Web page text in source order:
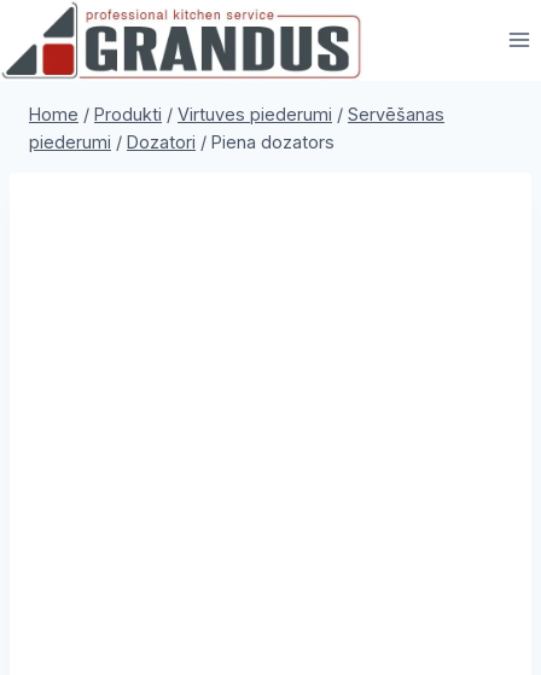
content
Home / Produkti / Virtuves piederumi / Servēšanas
piederumi / Dozatori / Piena dozators